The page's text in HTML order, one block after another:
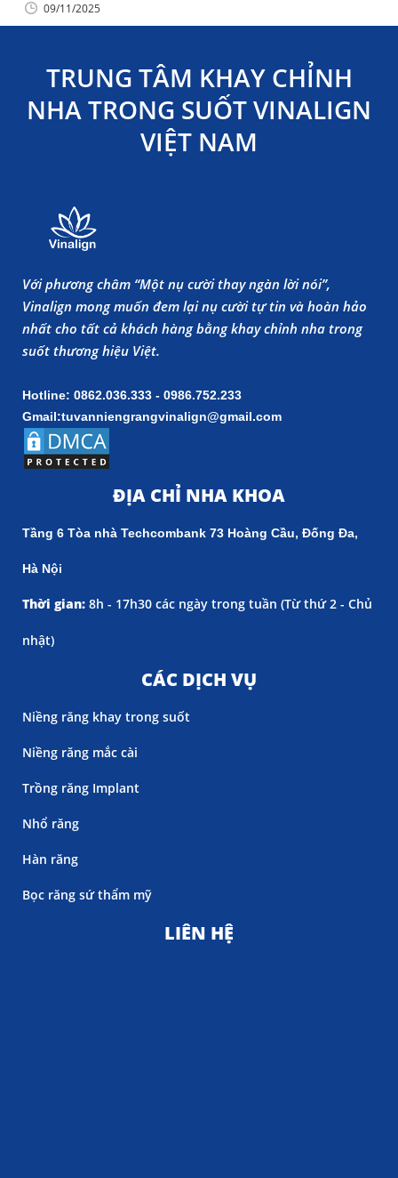
09/11/2025
TRUNG TÂM KHAY CHỈNH
NHA TRONG SUỐT VINALIGN
VIỆT NAM
Với phương châm “Một nụ cười thay ngàn lời nói”,
Vinalign mong muốn đem lại nụ cười tự tin và hoàn hảo
nhất cho tất cả khách hàng bằng khay chỉnh nha trong
suốt thương hiệu Việt.
Hotline: 0862.036.333 - 0986.752.233
Gmail:tuvanniengrangvinalign@gmail.com
ĐỊA CHỈ NHA KHOA
Tầng 6 Tòa nhà Techcombank 73 Hoàng Cầu, Đống Đa,
Hà Nội
Thời gian: 8h - 17h30 các ngày trong tuần (Từ thứ 2 - Chủ
nhật)
CÁC DỊCH VỤ
Niềng răng khay trong suốt
Niềng răng mắc cài
Trồng răng Implant
Nhổ răng
Hàn răng
Bọc răng sứ thẩm mỹ
LIÊN HỆ